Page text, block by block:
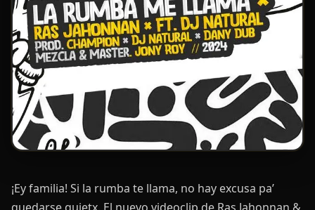
¡Ey familia! Si la rumba te llama, no hay excusa pa’